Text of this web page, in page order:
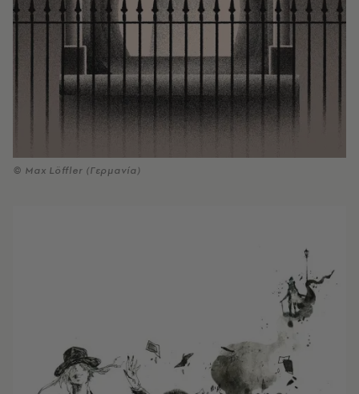
© Max Löffler (Γερμανία)